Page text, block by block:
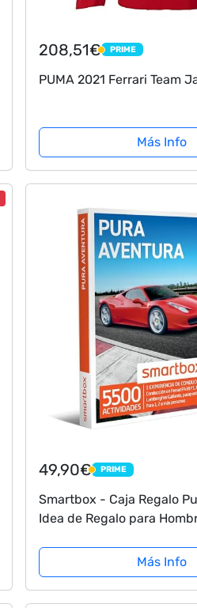
208,51€ PRIME
PRIME
PUMA 2021 Ferrari Team
Más Info
49,90€ PRIME
PRIME
Smartbox - Caja Regalo
Idea de Regalo para
para 1, 2 o más Personas
Más Info